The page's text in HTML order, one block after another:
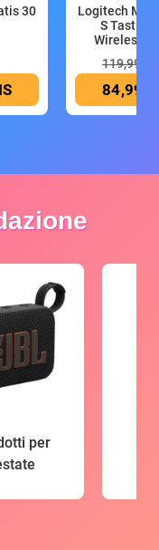
30
Logitech MX
S Tastiera
Wireless
119,99 €
84,99 €
per